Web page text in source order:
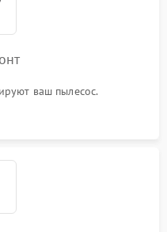
ваш пылесос.